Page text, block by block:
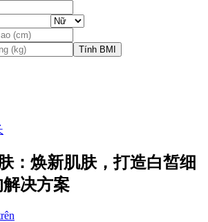
Tính BMI
：焕新肌肤，打造白皙细
决方案